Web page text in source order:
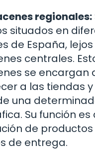
regionales:
situados en
de España,
centrales.
se encargan
a las tiendas
una
Su función es
de productos
de entrega.